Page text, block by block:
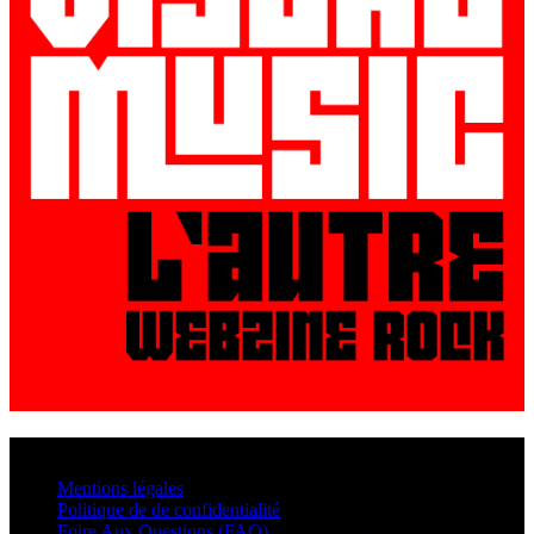
Mentions légales
Politique de de confidentialité